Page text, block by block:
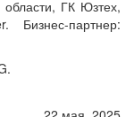
ГК Юзтех,
партнер: